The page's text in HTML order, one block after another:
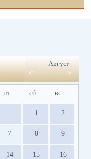
Август
пт сб вс
1 2
7 8 9
14 15 16